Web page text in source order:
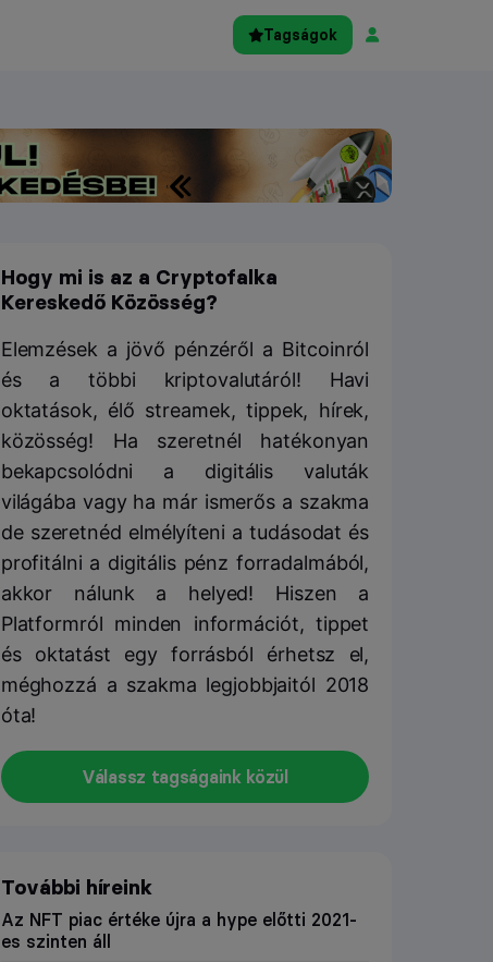
Tagságok
Hogy mi is az a Cryptofalka
Kereskedő Közösség?
Elemzések a jövő pénzéről a Bitcoinról
és a többi kriptovalutáról! Havi
oktatások, élő streamek, tippek, hírek,
közösség! Ha szeretnél hatékonyan
bekapcsolódni a digitális valuták
világába vagy ha már ismerős a szakma
de szeretnéd elmélyíteni a tudásodat és
profitálni a digitális pénz forradalmából,
akkor nálunk a helyed! Hiszen a
Platformról minden információt, tippet
és oktatást egy forrásból érhetsz el,
méghozzá a szakma legjobbjaitól 2018
óta!
Válassz tagságaink közül
További híreink
Az NFT piac értéke újra a hype előtti 2021-
es szinten áll